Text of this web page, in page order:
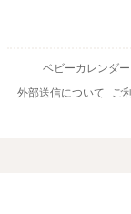
ベビーカレンダー
外部送信について
ご